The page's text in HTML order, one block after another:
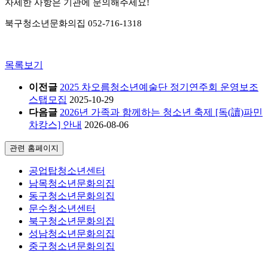
자세한 사항은 기관에 문의해주세요!
북구청소년문화의집 052-716-1318
목록보기
이전글 2025 차오름청소년예술단 정기연주회 운영보조
스탭모집 2025-10-29
다음글 2026년 가족과 함께하는 청소년 축제 [독(讀)파민
차캉스] 안내 2026-08-06
관련 홈페이지
공업탑청소년센터
남목청소년문화의집
동구청소년문화의집
문수청소년센터
북구청소년문화의집
성남청소년문화의집
중구청소년문화의집